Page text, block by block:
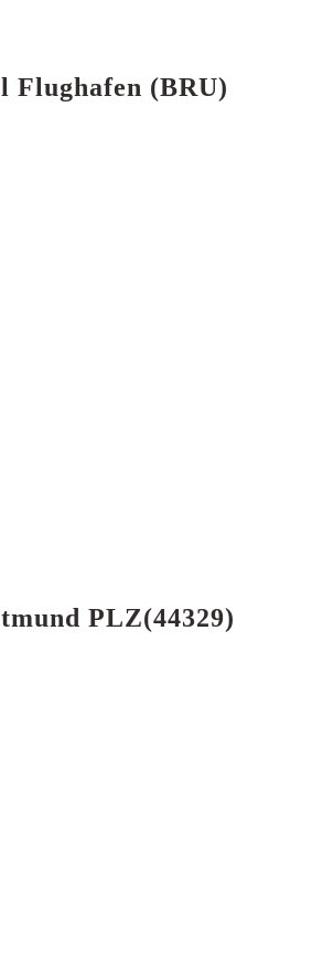
Flughafen (BRU)
PLZ(44329)